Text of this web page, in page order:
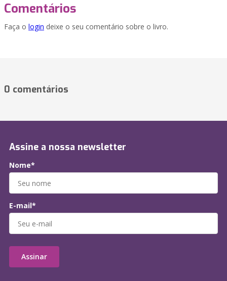
Comentários
Faça o login deixe o seu comentário sobre o livro.
0 comentários
Assine a nossa newsletter
Nome*
E-mail*
Assinar